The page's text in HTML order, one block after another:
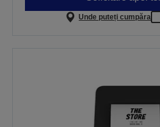
Unde puteți cumpăra